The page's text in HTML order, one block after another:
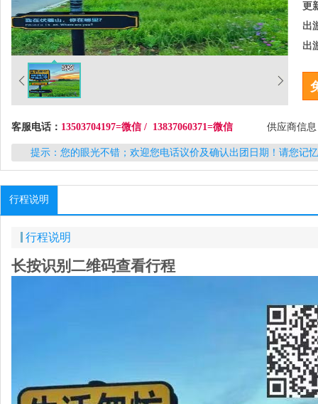
更
出
出
客服电话： 13503704197=微信 / 13837060371=微信 供应商信
提示：您的眼光不错；欢迎您电话议价及确认出团日期！请您记
行程说明
行程说明
长按识别二维码查看行程